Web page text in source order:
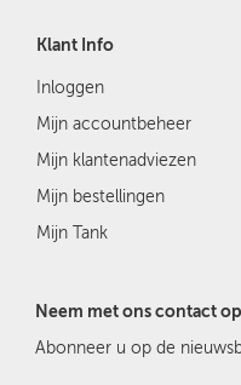
Klant Info
Inloggen
Mijn accountbeheer
Mijn klantenadviezen
Mijn bestellingen
Mijn Tank
Neem met ons contact op
Abonneer u op de